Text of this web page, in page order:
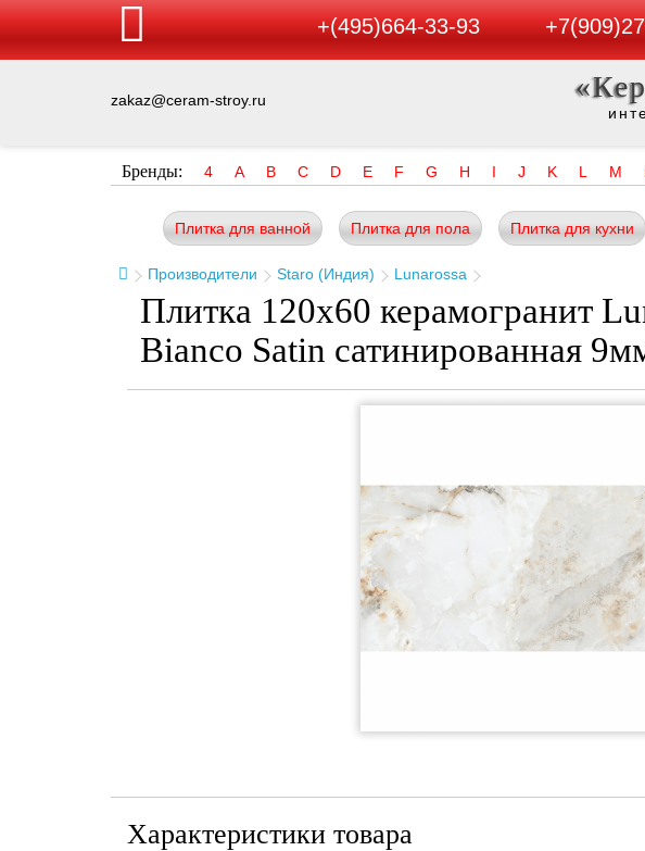
+(495)664-33-93
zakaz@ceram-stroy.ru
Бренды: 4 A B C D E F G H I J K L M
Плитка для ванной Плитка для пола Плитка для кухни
Производители Staro (Индия) Lunarossa
Плитка 120x60 керамогранит
Bianco Satin сатинированная
Характеристики товара